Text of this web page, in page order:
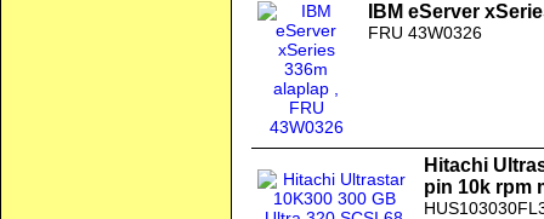
IBM eServer
FRU 43W0326
Hitachi
pin 10k rpm